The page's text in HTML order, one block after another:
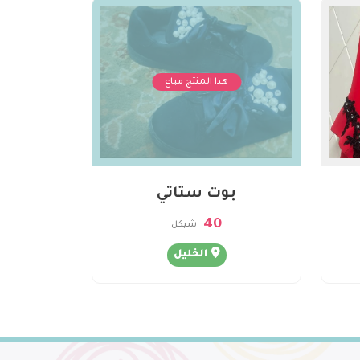
هذا المنتج مباع
بوت ستاتي
40
شيكل
الخليل